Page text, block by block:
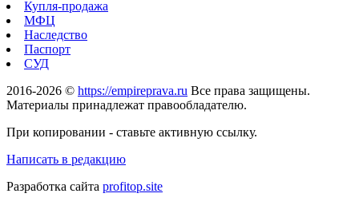
Купля-продажа
МФЦ
Наследство
Паспорт
СУД
2016-2026 © https://empireprava.ru Все права защищены.
Материалы принадлежат правообладателю.
При копировании - ставьте активную ссылку.
Написать в редакцию
Разработка сайта profitop.site